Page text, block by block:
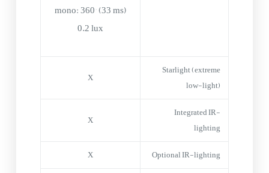
mono: 360° (33 ms)
0.2 lux
Starlight (extreme
low-light)
X
Integrated IR-
lighting
X
Optional IR-lighting
X